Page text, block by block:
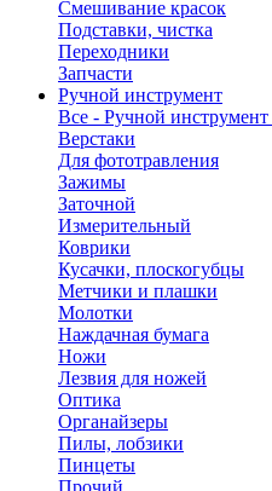
Смешивание красок
Подставки, чистка
Переходники
Запчасти
Ручной инструмент
Все - Ручной инструмент
Верстаки
Для фототравления
Зажимы
Заточной
Измерительный
Коврики
Кусачки, плоскогубцы
Метчики и плашки
Молотки
Наждачная бумага
Ножи
Лезвия для ножей
Оптика
Органайзеры
Пилы, лобзики
Пинцеты
Прочий